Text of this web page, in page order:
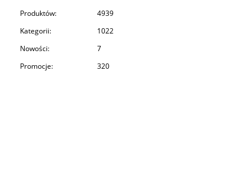
Produktów:
4939
Kategorii:
1022
Nowości:
7
Promocje:
320